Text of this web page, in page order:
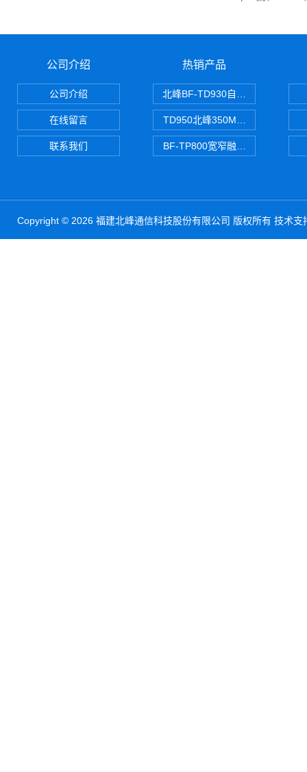
公司介绍
公司介绍
在线留言
联系我们
热销产品
北峰BF-TD930自组网对讲机
TD950北峰350M对讲机 PDT数
BF-TP800宽窄融合对讲机
Copyright © 2026 福建北峰通信科技股份有限公司 版权所有 技术支